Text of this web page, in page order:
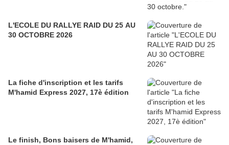
L'ECOLE DU RALLYE RAID DU 25 AU
30 OCTOBRE 2026
La fiche d'inscription et les tarifs
M'hamid Express 2027, 17è édition
Le finish, Bons baisers de M'hamid,